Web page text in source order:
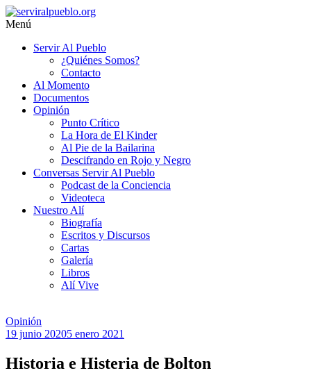
Saltar
al
#SomosServirAlPueblo
Menú
Servir Al Pueblo
¿Quiénes Somos?
Contacto
Al Momento
Documentos
Opinión
Punto Crítico
La Hora de El Kinder
Al Pie de la Bailarina
Descifrando en Rojo y Negro
Conversas Servir Al Pueblo
Podcast de la Conciencia
Videoteca
Nuestro Alí
Biografía
Escritos y Discursos
Cartas
Galería
Libros
Alí Vive
Opinión
19 junio 20205 enero 2021
Historia e Histeria de Bolton